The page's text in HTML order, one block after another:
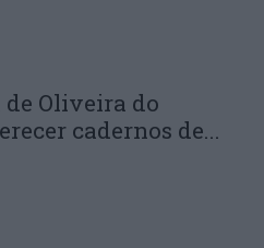
Oliveira do
cadernos de...